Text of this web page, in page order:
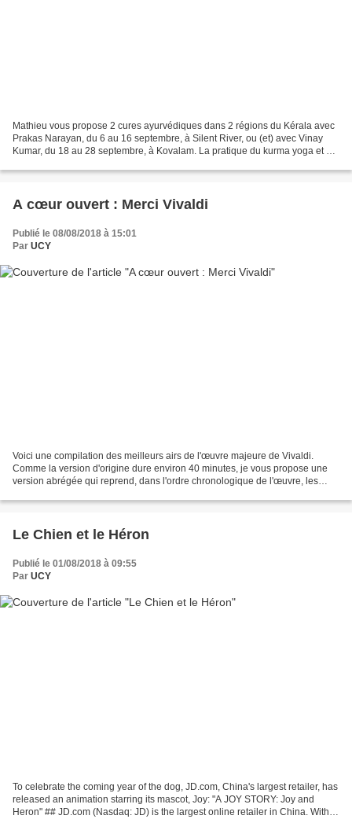
Mathieu vous propose 2 cures ayurvédiques dans 2 régions du Kérala avec
Prakas Narayan, du 6 au 16 septembre, à Silent River, ou (et) avec Vinay
Kumar, du 18 au 28 septembre, à Kovalam. La pratique du kurma yoga et du
A cœur ouvert : Merci Vivaldi
Publié le 08/08/2018 à 15:01
Par UCY
Voici une compilation des meilleurs airs de l'œuvre majeure de Vivaldi.
Comme la version d'origine dure environ 40 minutes, je vous propose une
version abrégée qui reprend, dans l'ordre chronologique de l'œuvre, les
Le Chien et le Héron
Publié le 01/08/2018 à 09:55
Par UCY
To celebrate the coming year of the dog, JD.com, China's largest retailer, has
released an animation starring its mascot, Joy: "A JOY STORY: Joy and
Heron" ## JD.com (Nasdaq: JD) is the largest online retailer in China. With